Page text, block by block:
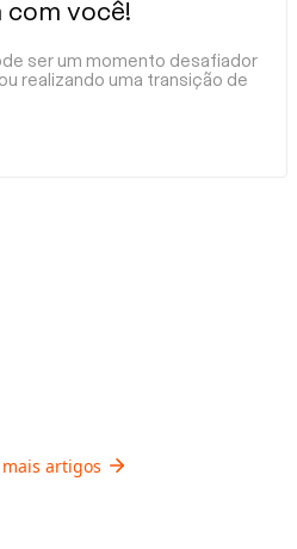
com você!
ser um momento desafiador
realizando uma transição de
artigos